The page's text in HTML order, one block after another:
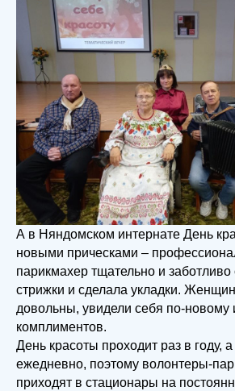
А в Няндомском интернате День
новыми прическами –
парикмахер тщательно и
стрижки и сделала укладки.
довольны, увидели себя по-новому
комплиментов.
День красоты проходит раз в году,
ежедневно, поэтому волонтеры-
приходят в стационары на